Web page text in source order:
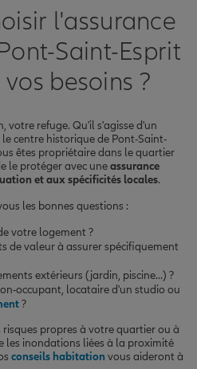
l'assurance
Saint-Esprit
besoins ?
votre refuge. Qu'il s'agisse d'un
centre historique de Pont-Saint-
êtes propriétaire dans le quartier
le protéger avec uneassurance
et aux spécificités locales.
les bonnes questions :
votre logement ?
de valeur à assurer spécifiquement
extérieurs (jardin, piscine...) ?
occupant, locataire d'un studio ou
?
propres à votre quartier ou à
inondations liées à la proximité
conseils habitation vous aideront à